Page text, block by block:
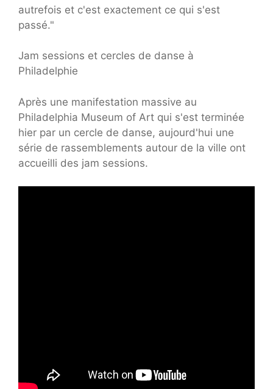
autrefois et c'est exactement ce qui s'est
passé."
Jam sessions et cercles de danse à
Philadelphie
Après une manifestation massive au
Philadelphia Museum of Art qui s'est terminée
hier par un cercle de danse, aujourd'hui une
série de rassemblements autour de la ville ont
accueilli des jam sessions.